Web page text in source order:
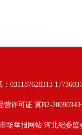
031187628313
许可证 冀B2-
场举报网站 河北纪委监